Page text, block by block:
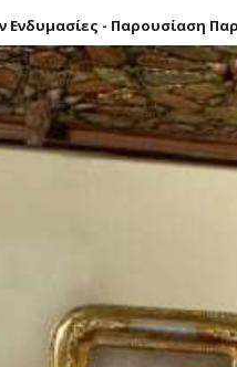
Ενδυμασίες - Παρουσίαση